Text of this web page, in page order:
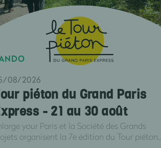
08/2026
piéton du Grand Paris
- 21 au 30 août
your Paris et la Société des Grands
organisent la 7e édition du Tour piéton...